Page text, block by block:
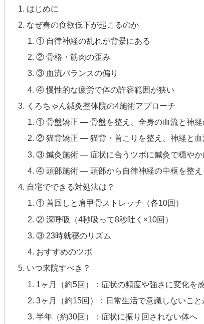
はじめに
なぜ春の食欲低下が起こるのか
① 自律神経の乱れが背景にある
② 骨格・筋肉の歪み
③ 血流バランスの偏り
④ 慢性的な疲労で体の許容範囲が狭い
くろちゃん鍼灸整体院の4施術アプローチ
① 骨盤矯正 — 骨盤を整え、全身の血流と神経
② 猫背矯正 — 猫背・首こりを整え、神経と血
③ 鍼灸施術 — 症状に合うツボに鍼灸で穏やか
④ 頭部施術 — 頭部から自律神経の中枢を整え
自宅でできる対処法は？
① 首回しと肩甲骨ストレッチ（各10回）
② 深呼吸（4秒吸って8秒吐く×10回）
③ 23時就寝のリズム
おすすめのツボ
いつ来院すべき？
1ヶ月（約5回）：症状の頻度や強さに変化を
3ヶ月（約15回）：日常生活で意識しないこと
半年（約30回）：症状に振り回されない体へ